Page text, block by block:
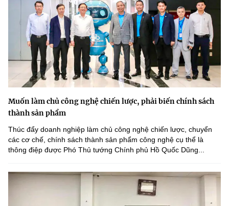
Muốn làm chủ công nghệ chiến lược, phải biến chính sách
thành sản phẩm
Thúc đẩy doanh nghiệp làm chủ công nghệ chiến lược, chuyển
các cơ chế, chính sách thành sản phẩm công nghệ cụ thể là
thông điệp được Phó Thủ tướng Chính phủ Hồ Quốc Dũng...